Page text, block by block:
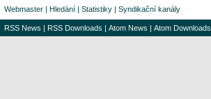
Webmaster | Hledání | Statistiky | Syndikační kanály
RSS News | RSS Downloads | Atom News | Atom Downloads